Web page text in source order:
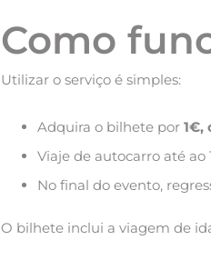
Como
Utilizar o serviço é simples:
Adquira o bilhete por 1€,
Viaje de autocarro até ao
No final do evento,
O bilhete inclui a viagem de